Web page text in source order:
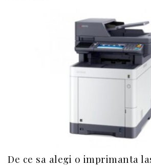
De ce sa alegi o imprimanta